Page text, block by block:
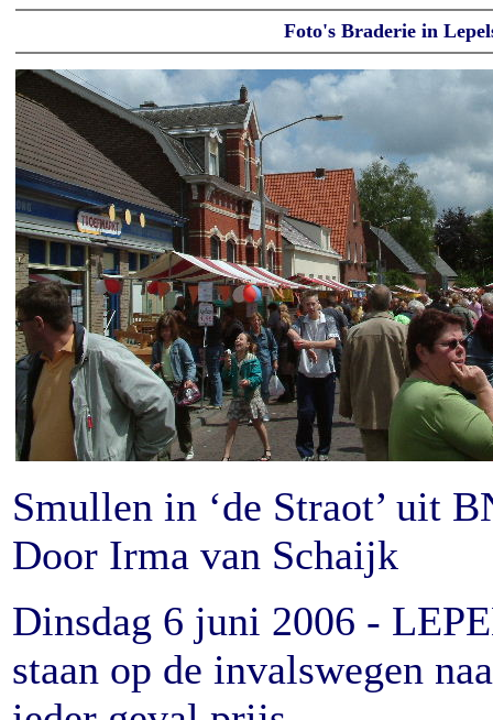
Foto's Braderie in
Smullen in ‘de Straot’ uit
Door Irma van Schaijk
Dinsdag 6 juni 2006 -
staan op de invalswegen